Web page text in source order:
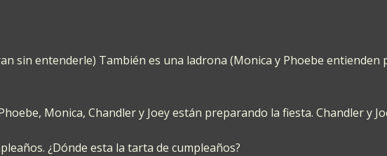
sin entenderle) También es una ladrona (Monica y Phoebe entienden
Monica, Chandler y Joey están preparando la fiesta. Chandler y
¿Dónde esta la tarta de cumpleaños?